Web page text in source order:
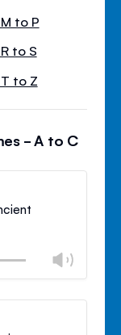
to P
to S
to Z
- A to C
libro
Close